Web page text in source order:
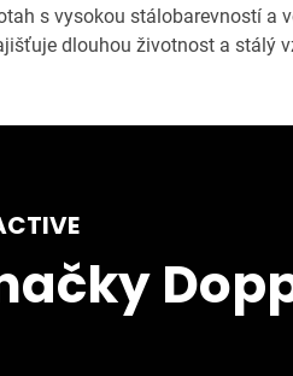
s vysokou stálobarevností a
dlouhou životnost a stálý